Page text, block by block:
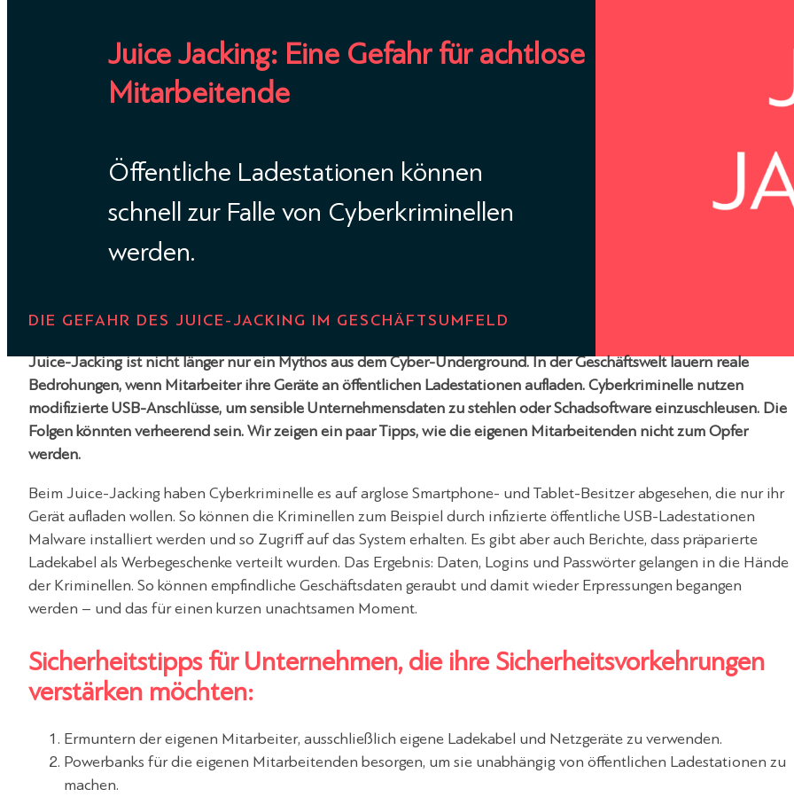
Juice Jacking: Eine Gefahr für achtlose
Mitarbeitende
Öffentliche Ladestationen können
schnell zur Falle von Cyberkriminellen
werden.
DIE GEFAHR DES JUICE-JACKING IM GESCHÄFTSUMFELD
Juice-Jacking ist nicht länger nur ein Mythos aus dem Cyber-Underground. In der Geschäftswelt lauern reale
Bedrohungen, wenn Mitarbeiter ihre Geräte an öffentlichen Ladestationen aufladen. Cyberkriminelle nutzen
modifizierte USB-Anschlüsse, um sensible Unternehmensdaten zu stehlen oder Schadsoftware einzuschleusen. Die
Folgen könnten verheerend sein. Wir zeigen ein paar Tipps, wie die eigenen Mitarbeitenden nicht zum Opfer
werden.
Beim Juice-Jacking haben Cyberkriminelle es auf arglose Smartphone- und Tablet-Besitzer abgesehen, die nur ihr
Gerät aufladen wollen. So können die Kriminellen zum Beispiel durch infizierte öffentliche USB-Ladestationen
Malware installiert werden und so Zugriff auf das System erhalten. Es gibt aber auch Berichte, dass präparierte
Ladekabel als Werbegeschenke verteilt wurden. Das Ergebnis: Daten, Logins und Passwörter gelangen in die Hände
der Kriminellen. So können empfindliche Geschäftsdaten geraubt und damit wieder Erpressungen begangen
werden – und das für einen kurzen unachtsamen Moment.
Sicherheitstipps für Unternehmen, die ihre Sicherheitsvorkehrungen
verstärken möchten:
Ermuntern der eigenen Mitarbeiter, ausschließlich eigene Ladekabel und Netzgeräte zu verwenden.
Powerbanks für die eigenen Mitarbeitenden besorgen, um sie unabhängig von öffentlichen Ladestationen zu
machen.